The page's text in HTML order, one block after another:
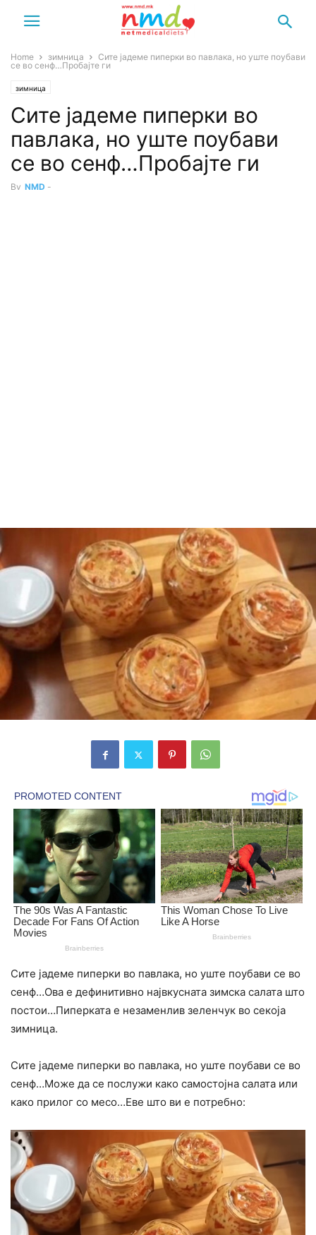
Home зимница
Сите јадеме пиперки во павлака, но уште поубави
се во сенф…Пробајте ги
зимница
Сите јадеме пиперки во
павлака, но уште поубави
се во сенф…Пробајте ги
By NMD -
Сите јадеме пиперки во павлака, но уште поубави се во
сенф…Ова е дефинитивно највкусната зимска салата што
постои…Пиперката е незаменлив зеленчук во секоја
зимница.
Сите јадеме пиперки во павлака, но уште поубави се во
сенф…Може да се послужи како самостојна салата или
како прилог со месо…Еве што ви е потребно: